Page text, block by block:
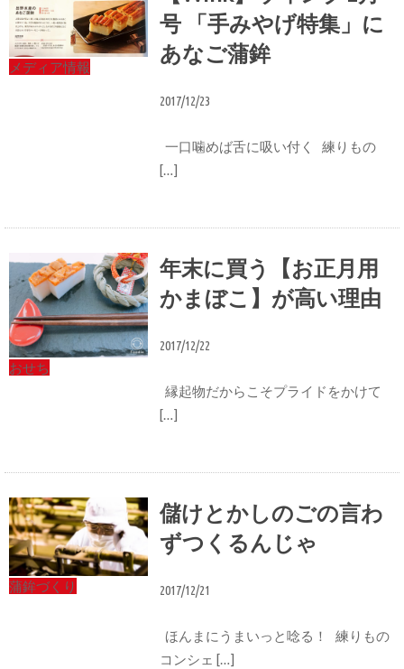
メディア情報
号 「手みやげ特集」に
あなご蒲鉾
2017/12/23
一口噛めば舌に吸い付く 練りもの
[…]
おせち
年末に買う【お正月用
かまぼこ】が高い理由
2017/12/22
縁起物だからこそプライドをかけて
[…]
蒲鉾づくり
儲けとかしのごの言わ
ずつくるんじゃ
2017/12/21
ほんまにうまいっと唸る！ 練りもの
コンシェ […]